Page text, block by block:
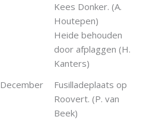
Kees Donker. (A.
Houtepen)
Heide behouden
door afplaggen (H.
Kanters)
December
Fusilladeplaats op
Roovert. (P. van
Beek)